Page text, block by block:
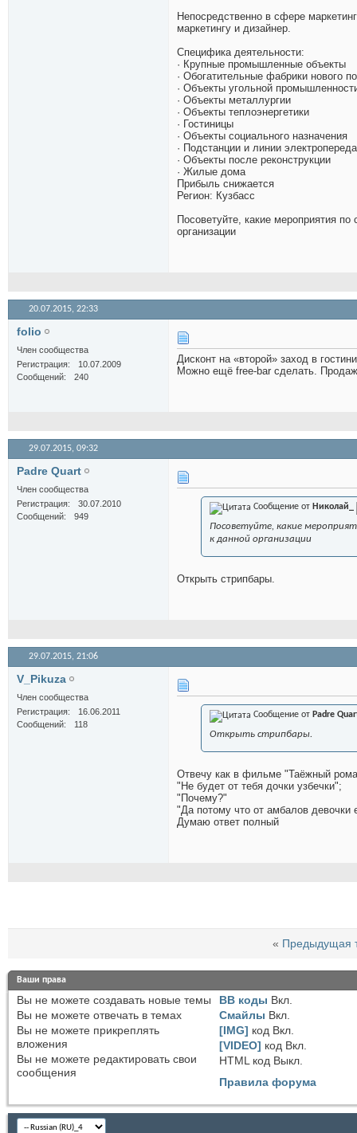
Непосредственно в сфере
маркетингу и дизайнер.
Специфика деятельности:
· Крупные промышленные объекты
· Обогатительные фабрики нового
· Объекты угольной
· Объекты металлургии
· Объекты теплоэнергетики
· Гостиницы
· Объекты социального назначения
· Подстанции и линии
· Объекты после реконструкции
· Жилые дома
Прибыль снижается
Регион: Кузбасс
Посоветуйте, какие мероприятия
организации
20.07.2015, 22:33
folio
Член сообщества
Регистрация
10.07.2009
Сообщений
240
Дисконт на «второй» заход в
Можно ещё free-bar сделать.
29.07.2015, 09:32
Padre Quart
Член сообщества
Регистрация
30.07.2010
Сообщений
949
Сообщение от Николай_
Посоветуйте, какие
к данной организации
Открыть стрипбары.
29.07.2015, 21:06
V_Pikuza
Член сообщества
Регистрация
16.06.2011
Сообщений
118
Сообщение от Padre
Открыть стрипбары.
Отвечу как в фильме "Таёжный
"Не будет от тебя дочки узбечки";
"Почему?"
"Да потому что от амбалов девочки
Думаю ответ полный
« Предыдущая
Ваши права
Вы не можете создавать новые темы
Вы не можете отвечать в темах
Вы не можете прикреплять
вложения
Вы не можете редактировать свои
сообщения
BB коды Вкл.
Смайлы Вкл.
[IMG] код Вкл.
[VIDEO] код Вкл.
HTML код Выкл.
Правила форума